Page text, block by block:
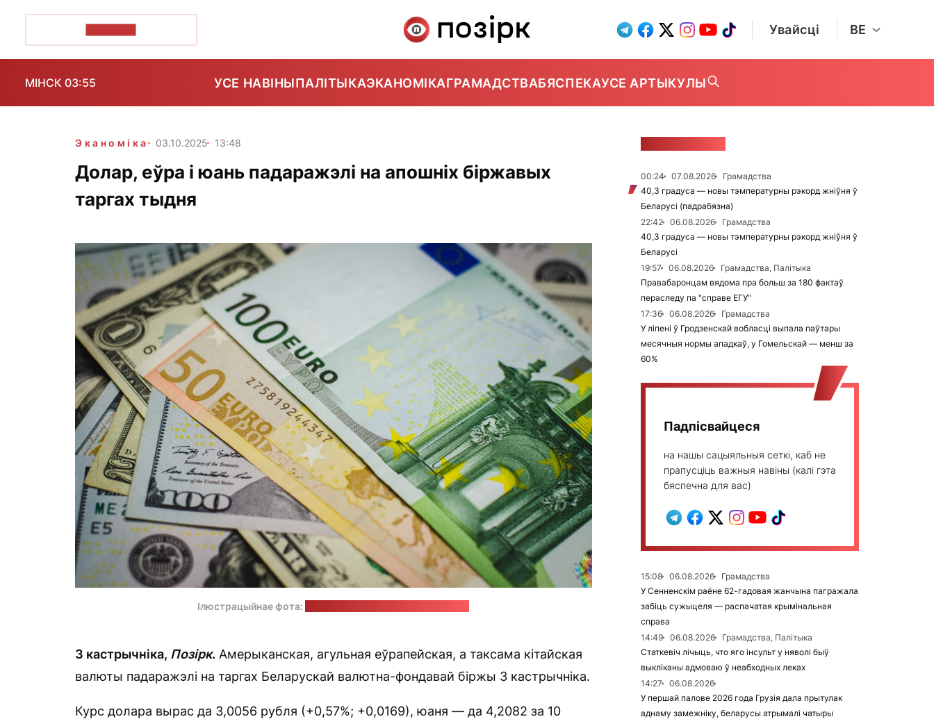
Увайсці BE
МІНСК 03:55 УСЕ НАВІНЫПАЛІТЫКАЭКАНОМІКАГРАМАДСТВАБЯСПЕКАУСЕ АРТЫКУЛЫ
Эканоміка 03.10.2025 13:48
Долар, еўра і юань падаражэлі на апошніх біржавых
таргах тыдня
Ілюстрацыйнае фота:
3 кастрычніка, Позірк. Амерыканская, агульная еўрапейская, а таксама кітайская
валюты падаражэлі на таргах Беларускай валютна-фондавай біржы 3 кастрычніка.
Курс долара вырас да 3,0056 рубля (+0,57%; +0,0169), юаня — да 4,2082 за 10
00:24 07.08.2026
Грамадства
40,3 градуса — новы тэмпературны рэкорд жніўня ў
Беларусі (падрабязна)
22:42
06.08.2026
Грамадства
40,3 градуса — новы тэмпературны рэкорд жніўня ў
Беларусі
19:57
06.08.2026
Грамадства, Палітыка
Правабаронцам вядома пра больш за 180 фактаў
пераследу па "справе ЕГУ"
17:36
06.08.2026
Грамадства
У ліпені ў Гродзенскай вобласці выпала паўтары
месячныя нормы ападкаў, у Гомельскай — менш за
60%
Падпісвайцеся
на нашы сацыяльныя сеткі, каб не
прапусціць важныя навіны (калі гэта
бяспечна для вас)
15:08 06.08.2026
Грамадства
У Сенненскім раёне 62-гадовая жанчына пагражала
забіць сужыцеля — распачатая крымінальная
справа
14:49
06.08.2026
Грамадства, Палітыка
Статкевіч лічыць, что яго інсульт у няволі быў
выкліканы адмоваю ў неабходных леках
14:27
06.08.2026
У першай палове 2026 года Грузія дала прытулак
аднаму замежніку, беларусы атрымалі чатыры